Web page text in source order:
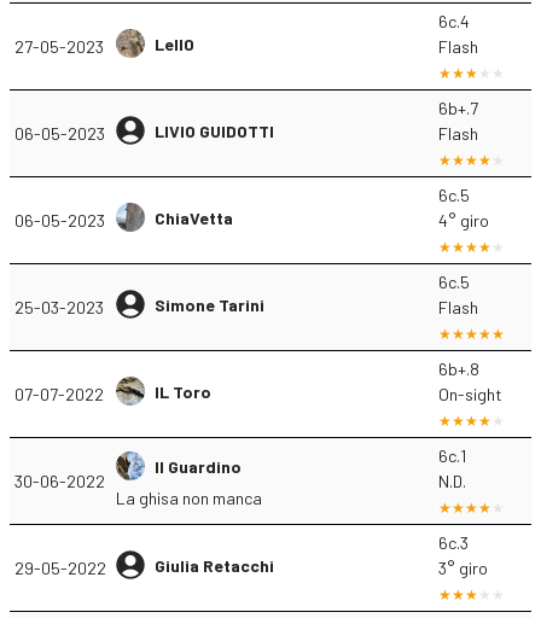
27-05-2023 Lell0
6c.4
Flash
06-05-2023 LIVIO GUIDOTTI
6b+.7
Flash
06-05-2023 ChiaVetta
6c.5
4° giro
25-03-2023 Simone Tarini
6c.5
Flash
07-07-2022 IL Toro
6b+.8
On-sight
30-06-2022
Il Guardino
La ghisa non manca
6c.1
N.D.
29-05-2022 Giulia Retacchi
6c.3
3° giro